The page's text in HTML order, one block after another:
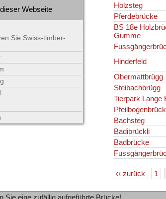
Holzsteg
Pferdebrücke
BS 18e
Gumme
Hinderfeld
Obermattbrügg
Steibachbrügg
Tierpark Lange
Bachsteg
Badibrückli
Badbrücke
‹‹ zurück 1
Webseite
Sie Swiss-timber-
Sie eine zufällig aufgeführte Brücke!